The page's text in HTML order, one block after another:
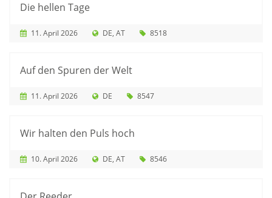
Die hellen Tage
11. April 2026 DE AT 8518
Auf den Spuren der Welt
11. April 2026 DE 8547
Wir halten den Puls hoch
10. April 2026 DE AT 8546